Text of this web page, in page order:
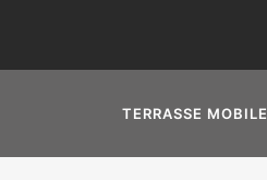
TERRASSE MOBILE